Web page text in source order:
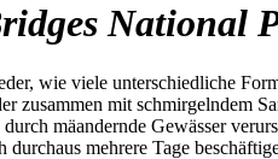
National
wie viele unterschiedliche
zusammen mit schmirgelndem
mäandernde Gewässer
durchaus mehrere Tage